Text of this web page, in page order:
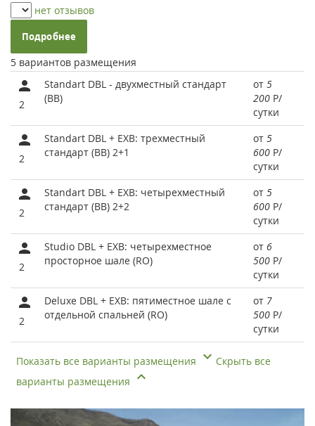
нет отзывов
Подробнее
5 вариантов размещения
2
Standart DBL - двухместный стандарт
(BB)
от 5
200 Р/
сутки
2
Standart DBL + EXB: трехместный
стандарт (BB) 2+1
от 5
600 Р/
сутки
2
Standart DBL + EXB: четырехместный
стандарт (BB) 2+2
от 5
600 Р/
сутки
2
Studio DBL + EXB: четырехместное
просторное шале (RO)
от 6
500 Р/
сутки
2
Deluxe DBL + EXB: пятиместное шале с
отдельной спальней (RO)
от 7
500 Р/
сутки
Показать все варианты размещения
Скрыть все
варианты размещения